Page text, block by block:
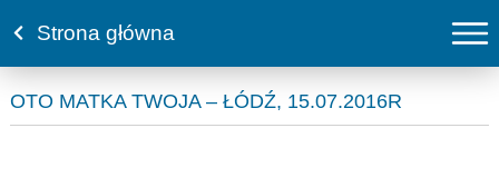
Strona główna
OTO MATKA TWOJA – ŁÓDŹ, 15.07.2016R